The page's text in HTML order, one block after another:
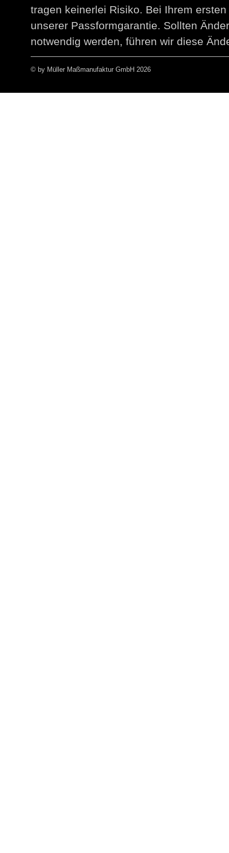
tragen keinerlei Risiko. Bei Ihrem
unserer Passformgarantie. Sollten
notwendig werden, führen wir diese
© by Müller Maßmanufaktur GmbH 2026